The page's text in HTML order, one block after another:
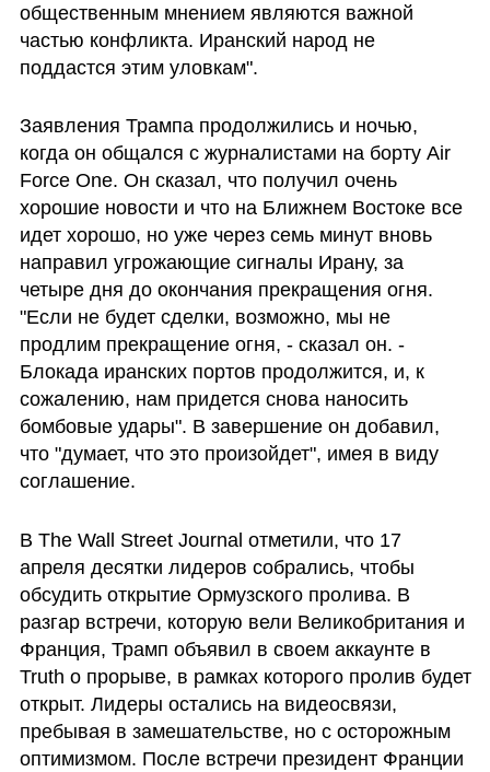
общественным мнением являются важной
частью конфликта. Иранский народ не
поддастся этим уловкам".
Заявления Трампа продолжились и ночью,
когда он общался с журналистами на борту Air
Force One. Он сказал, что получил очень
хорошие новости и что на Ближнем Востоке все
идет хорошо, но уже через семь минут вновь
направил угрожающие сигналы Ирану, за
четыре дня до окончания прекращения огня.
"Если не будет сделки, возможно, мы не
продлим прекращение огня, - сказал он. -
Блокада иранских портов продолжится, и, к
сожалению, нам придется снова наносить
бомбовые удары". В завершение он добавил,
что "думает, что это произойдет", имея в виду
соглашение.
В The Wall Street Journal отметили, что 17
апреля десятки лидеров собрались, чтобы
обсудить открытие Ормузского пролива. В
разгар встречи, которую вели Великобритания и
Франция, Трамп объявил в своем аккаунте в
Truth о прорыве, в рамках которого пролив будет
открыт. Лидеры остались на видеосвязи,
пребывая в замешательстве, но с осторожным
оптимизмом. После встречи президент Франции